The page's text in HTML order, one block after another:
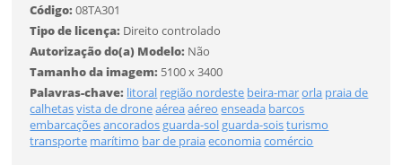
Código:08TA301
Tipo de licença: Direito controlado
Autorização do(a) Modelo: Não
Tamanho da imagem: 5100 x 3400
Palavras-chave: litoral região nordeste beira-marorla praia de
calhetasvista de droneaéreaaéreo enseada barcos
embarcaçõesancorados guarda-sol guarda-soisturismo
transporte marítimo bar de praiaeconomiacomércio
FINALIZAR
ENTRAR
Limite de download